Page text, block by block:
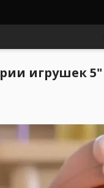
игрушек 5"